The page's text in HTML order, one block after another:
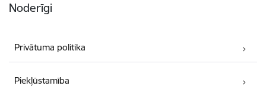
Noderīgi
Privātuma politika
Piekļūstamība